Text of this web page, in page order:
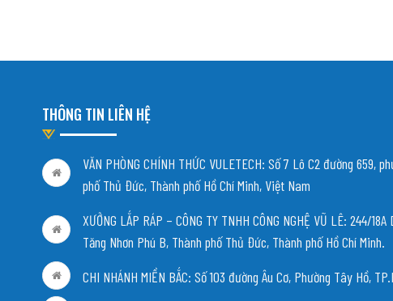
THÔNG TIN LIÊN HỆ
VĂN PHÒNG CHÍNH THỨC VULETECH: Số 7 Lô C2 đường 659,
phố Thủ Đức, Thành phố Hồ Chí Minh, Việt Nam
XƯỞNG LẮP RÁP – CÔNG TY TNHH CÔNG NGHỆ VŨ LÊ: 244/
Tăng Nhơn Phú B, Thành phố Thủ Đức, Thành phố Hồ Chí Minh.
CHI NHÁNH MIỀN BẮC: Số 103 đường Âu Cơ, Phường Tây Hồ,